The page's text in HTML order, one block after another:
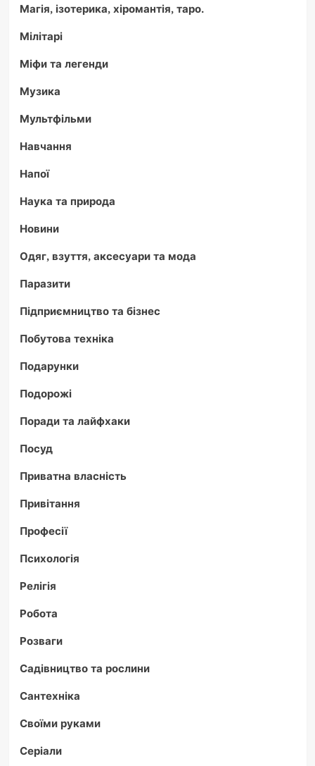
Магія, ізотерика, хіромантія, таро.
Мілітарі
Міфи та легенди
Музика
Мультфільми
Навчання
Напої
Наука та природа
Новини
Одяг, взуття, аксесуари та мода
Паразити
Підприємництво та бізнес
Побутова техніка
Подарунки
Подорожі
Поради та лайфхаки
Посуд
Приватна власність
Привітання
Професії
Психологія
Релігія
Робота
Розваги
Садівництво та рослини
Сантехніка
Своїми руками
Серіали